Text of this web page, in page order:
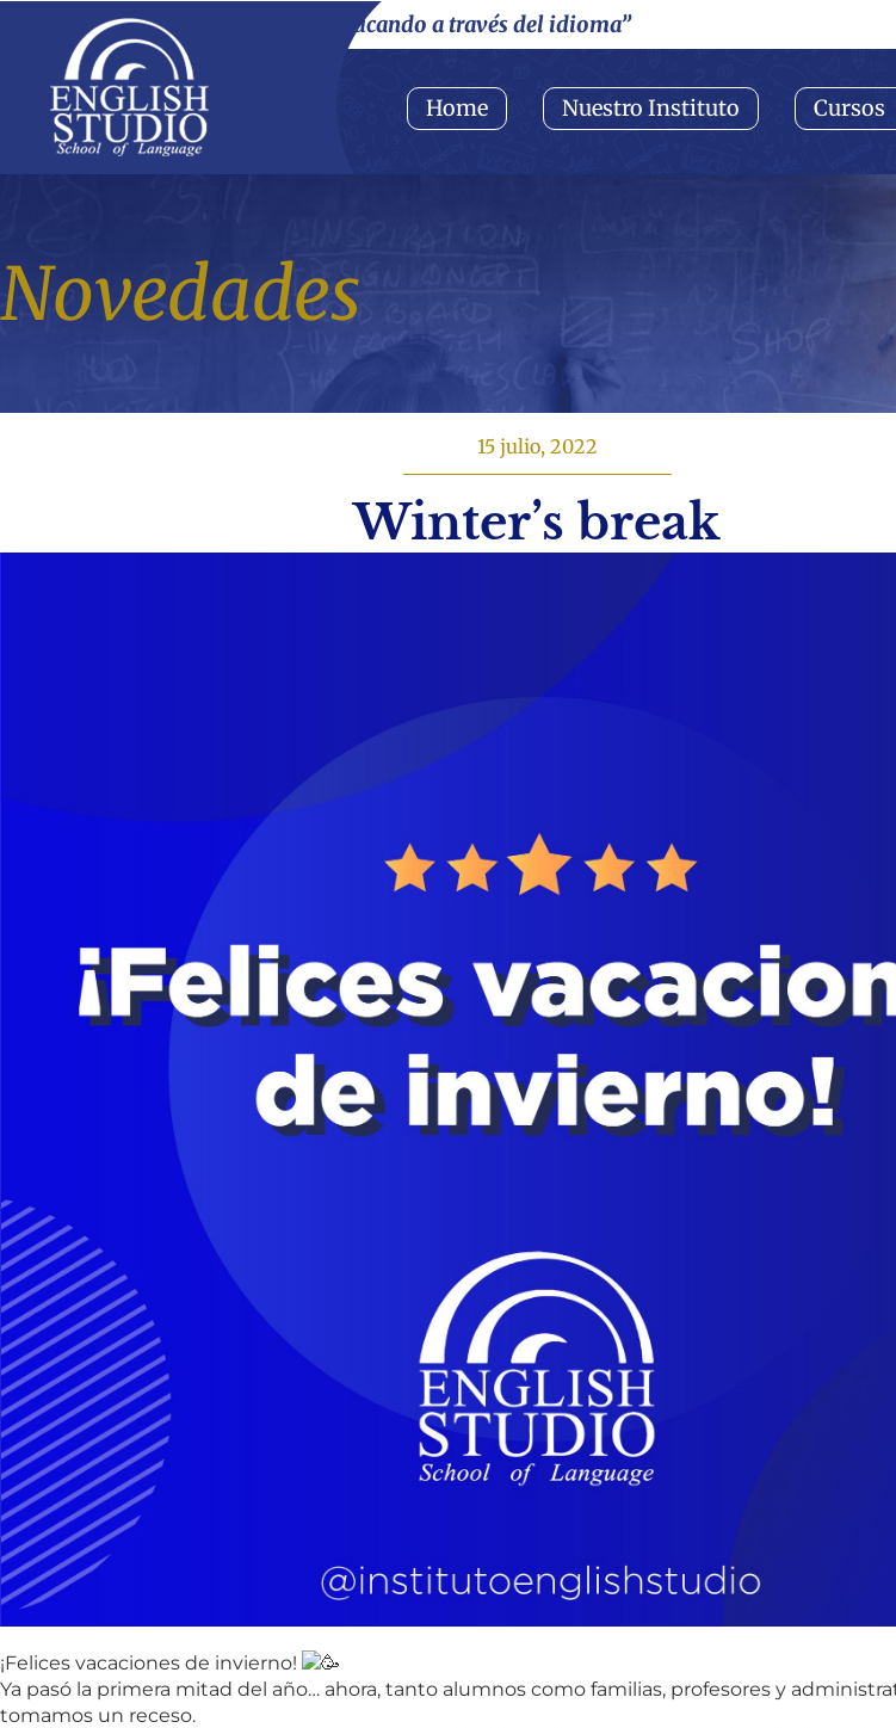
"Educando a través del idioma”
Home Nuestro Instituto Cursos
Novedades
15 julio, 2022
Winter’s break
¡Felices vacaciones de invierno!
Ya pasó la primera mitad del año… ahora, tanto alumnos como familias, profesores y
tomamos un receso.